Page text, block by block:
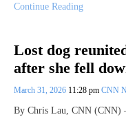
Continue Reading
Lost dog
after she fell
March 31, 2026 11:28 pm CNN
By Chris Lau, CNN (CNN)